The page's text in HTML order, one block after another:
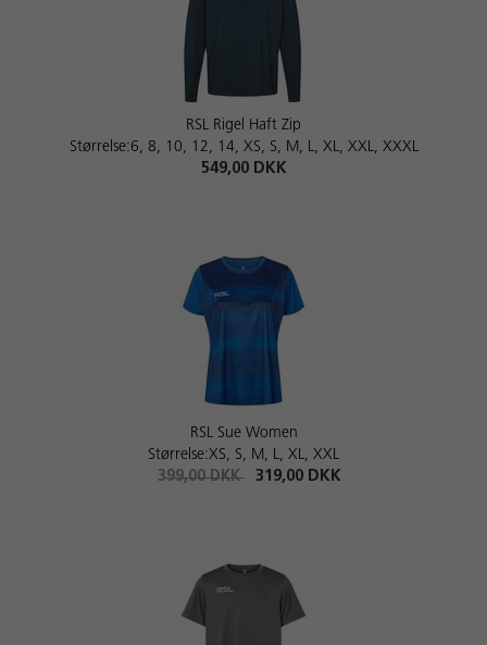
RSL Rigel Haft Zip
Størrelse:6, 8, 10, 12, 14, XS, S, M, L, XL, XXL, XXXL
549,00 DKK
RSL Sue Women
Størrelse:XS, S, M, L, XL, XXL
399,00 DKK
319,00 DKK